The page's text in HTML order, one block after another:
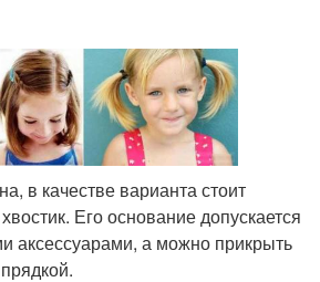
в качестве варианта стоит
Его основание допускается
аксессуарами, а можно прикрыть